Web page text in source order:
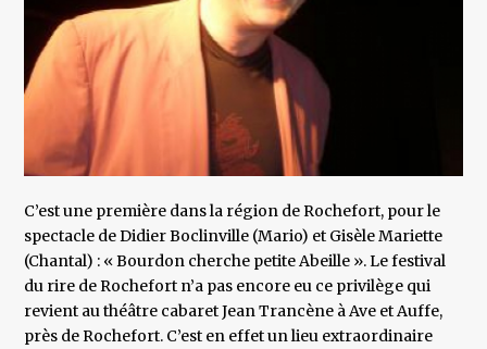
C’est une première dans la région de Rochefort, pour le
spectacle de Didier Boclinville (Mario) et Gisèle Mariette
(Chantal) : « Bourdon cherche petite Abeille ». Le festival
du rire de Rochefort n’a pas encore eu ce privilège qui
revient au théâtre cabaret Jean Trancène à Ave et Auffe,
près de Rochefort. C’est en effet un lieu extraordinaire